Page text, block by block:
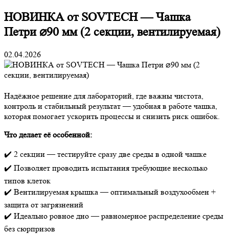
НОВИНКА от SOVTECH — Чашка
Петри ⌀90 мм (2 секции, вентилируемая)
02.04.2026
Надёжное решение для лабораторий, где важны чистота,
контроль и стабильный результат — удобная в работе чашка,
которая помогает ускорить процессы и снизить риск ошибок.
Что делает её особенной:
✔️ 2 секции — тестируйте сразу две среды в одной чашке
✔️ Позволяет проводить испытания требующие несколько
типов клеток
✔️ Вентилируемая крышка — оптимальный воздухообмен +
защита от загрязнений
✔️ Идеально ровное дно — равномерное распределение среды
без сюрпризов